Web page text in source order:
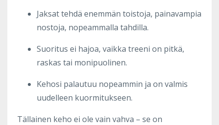
Jaksat tehdä enemmän toistoja, painavampia
nostoja, nopeammalla tahdilla.
Suoritus ei hajoa, vaikka treeni on pitkä,
raskas tai monipuolinen.
Kehosi palautuu nopeammin ja on valmis
uudelleen kuormitukseen.
Tällainen keho ei ole vain vahva – se on